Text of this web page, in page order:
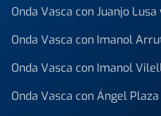
Onda Vasca con Juanjo
Onda Vasca con Imanol
Onda Vasca con Imanol
Onda Vasca con Ángel Plaza